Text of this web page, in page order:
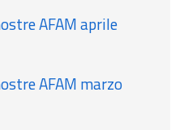
AFAM aprile
AFAM marzo